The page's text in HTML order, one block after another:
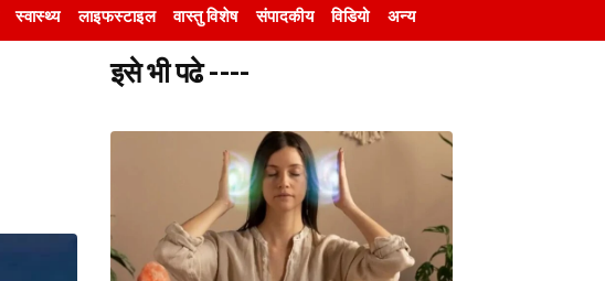
स्वास्थ्य लाइफस्टाइल वास्तु विशेष संपादकीय विडियो अन्य
इसे भी पढे ----